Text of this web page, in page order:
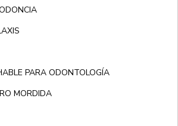
PARA ODONTOLOGÍA
MORDIDA